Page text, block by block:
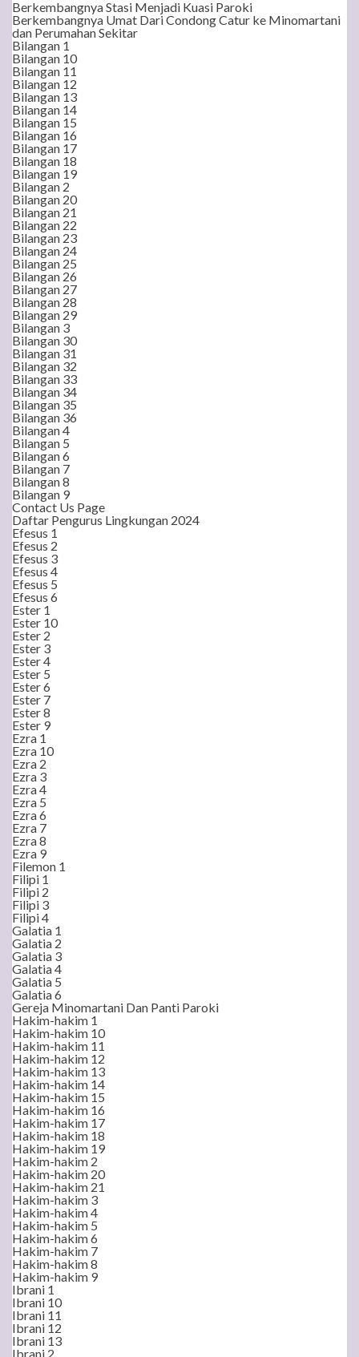
Berkembangnya Stasi Menjadi Kuasi Paroki
Berkembangnya Umat Dari Condong Catur ke Minomartani
dan Perumahan Sekitar
Bilangan 1
Bilangan 10
Bilangan 11
Bilangan 12
Bilangan 13
Bilangan 14
Bilangan 15
Bilangan 16
Bilangan 17
Bilangan 18
Bilangan 19
Bilangan 2
Bilangan 20
Bilangan 21
Bilangan 22
Bilangan 23
Bilangan 24
Bilangan 25
Bilangan 26
Bilangan 27
Bilangan 28
Bilangan 29
Bilangan 3
Bilangan 30
Bilangan 31
Bilangan 32
Bilangan 33
Bilangan 34
Bilangan 35
Bilangan 36
Bilangan 4
Bilangan 5
Bilangan 6
Bilangan 7
Bilangan 8
Bilangan 9
Contact Us Page
Daftar Pengurus Lingkungan 2024
Efesus 1
Efesus 2
Efesus 3
Efesus 4
Efesus 5
Efesus 6
Ester 1
Ester 10
Ester 2
Ester 3
Ester 4
Ester 5
Ester 6
Ester 7
Ester 8
Ester 9
Ezra 1
Ezra 10
Ezra 2
Ezra 3
Ezra 4
Ezra 5
Ezra 6
Ezra 7
Ezra 8
Ezra 9
Filemon 1
Filipi 1
Filipi 2
Filipi 3
Filipi 4
Galatia 1
Galatia 2
Galatia 3
Galatia 4
Galatia 5
Galatia 6
Gereja Minomartani Dan Panti Paroki
Hakim-hakim 1
Hakim-hakim 10
Hakim-hakim 11
Hakim-hakim 12
Hakim-hakim 13
Hakim-hakim 14
Hakim-hakim 15
Hakim-hakim 16
Hakim-hakim 17
Hakim-hakim 18
Hakim-hakim 19
Hakim-hakim 2
Hakim-hakim 20
Hakim-hakim 21
Hakim-hakim 3
Hakim-hakim 4
Hakim-hakim 5
Hakim-hakim 6
Hakim-hakim 7
Hakim-hakim 8
Hakim-hakim 9
Ibrani 1
Ibrani 10
Ibrani 11
Ibrani 12
Ibrani 13
Ibrani 2